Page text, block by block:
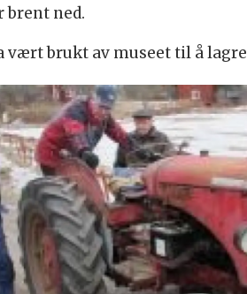
brent ned.
vært brukt av museet til å